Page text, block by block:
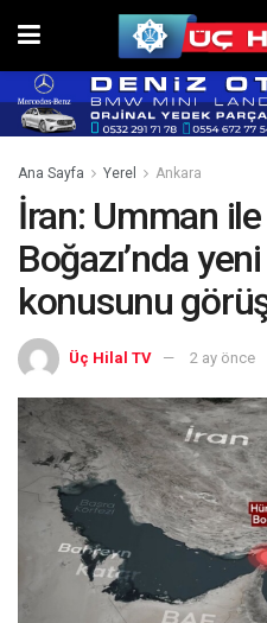
Ana Sayfa Yerel Ankara
İran: Umman
Boğazı’nda
konusunu
Üç Hilal TV 2 ay önce